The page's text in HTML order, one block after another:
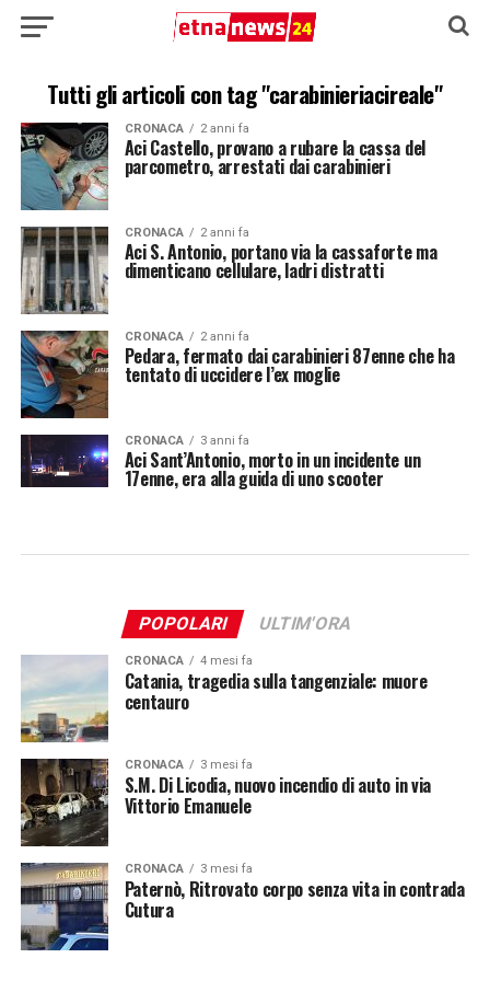
Tutti gli articoli con tag "carabinieriacireale"
CRONACA 2 anni fa
Aci Castello, provano a rubare la cassa del
parcometro, arrestati dai carabinieri
CRONACA 2 anni fa
Aci S. Antonio, portano via la cassaforte ma
dimenticano cellulare, ladri distratti
CRONACA 2 anni fa
Pedara, fermato dai carabinieri 87enne che ha
tentato di uccidere l’ex moglie
CRONACA 3 anni fa
Aci Sant’Antonio, morto in un incidente un
17enne, era alla guida di uno scooter
POPOLARI ULTIM'ORA
CRONACA 4 mesi fa
Catania, tragedia sulla tangenziale: muore
centauro
CRONACA 3 mesi fa
S.M. Di Licodia, nuovo incendio di auto in via
Vittorio Emanuele
CRONACA 3 mesi fa
Paternò, Ritrovato corpo senza vita in contrada
Cutura